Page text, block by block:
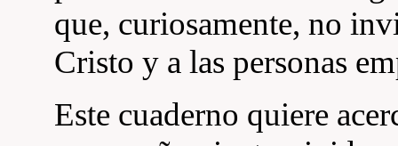
que, curiosamente, no
Cristo y a las personas
Este cuaderno quiere